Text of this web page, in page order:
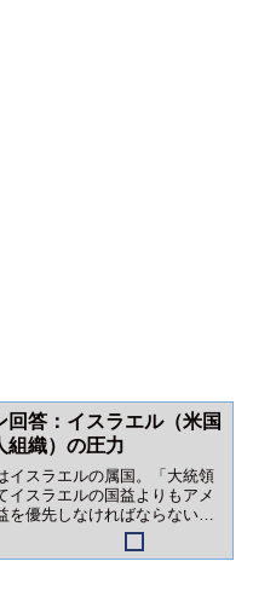
回答：イスラエル（米国
組織）の圧力
イスラエルの属国。「大統領
イスラエルの国益よりもアメ
を優先しなければならない」
クソン語録は、イスラエルロ
さを証明しています。